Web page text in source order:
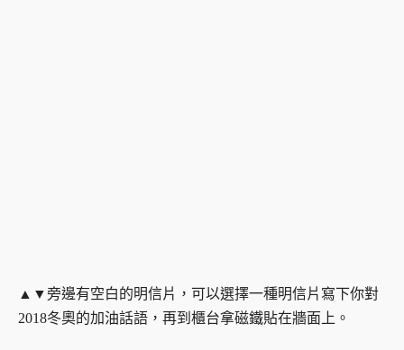
▲▼旁邊有空白的明信片，可以選擇一種明信片寫下你對
2018冬奧的加油話語，再到櫃台拿磁鐵貼在牆面上。